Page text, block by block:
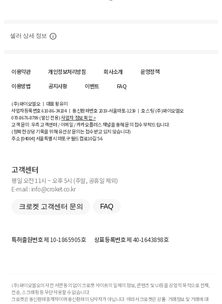
셀러 상세 정보
이용약관 개인정보처리방침 회사소개
운영정책
이용방법
공지사항 이벤트 FAQ
(주)와이오엘오 ㅣ 대표 황유미
사업자등록번호610-86-34204ㅣ 통신판매번호 2019-서울마포-1239 ㅣ 호스팅 (주)와이오엘오
070-8676-8799 (발신 전용)사업자 정보 확인 >
고객 문의: 우측 고객센터 / 이메일 / 카카오플러스 채널을 통해 문의 접수 부탁드립니다.
(정확한 상담 기록을 위해 유선상 문의는 접수받고 있지 않습니다)
주소 [04004] 서울특별시 마포구 월드컵로10길5-6
고객센터
평일 오전 11시 ~ 오후 5시 (주말, 공휴일 제외)
E-mail : info@croket.co.kr
크로켓 고객센터 문의 FAQ
특허출원번호제 10-1865905호 상표등록번호제 40-1643898호
(주)와이오엘오의 사전 서면 동의 없이 크로켓 사이트의 일체의 정보, 콘텐츠 및 UI등을 상업적 목적으로 전재,
전송, 스크래핑 등 무단 사용할 수 없습니다.
크로켓은 통신판매중개자이며 통신판매의 당사자가 아닙니다. 따라서 크로켓은 상품·거래정보 및 거래에 대